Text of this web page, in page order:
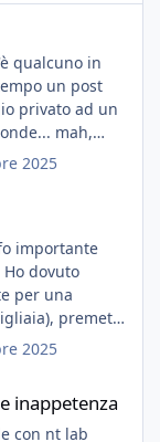
qualcuno in
un post
privato ad un
mah,
2025
importante
dovuto
per una
premetto
una ventina di
con 200
e non
2025
inappetenza
con nt lab